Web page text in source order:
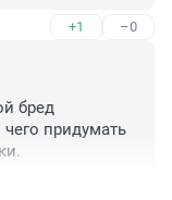
+1 –0
бред
придумать